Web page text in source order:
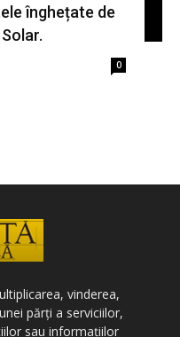
înghețate de
0
vinderea,
părți a serviciilor,
sau informațiilor